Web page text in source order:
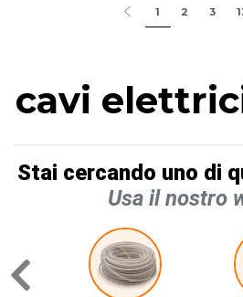
1 2 3
cavi
Stai cercando uno di
Usa il nostro